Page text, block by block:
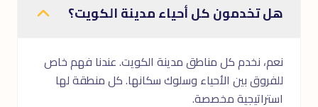
هل تخدمون كل أحياء مدينة الكويت؟
نعم، نخدم كل مناطق مدينة الكويت. عندنا فهم خاص
للفروق بين الأحياء وسلوك سكانها. كل منطقة لها
استراتيجية مخصصة.